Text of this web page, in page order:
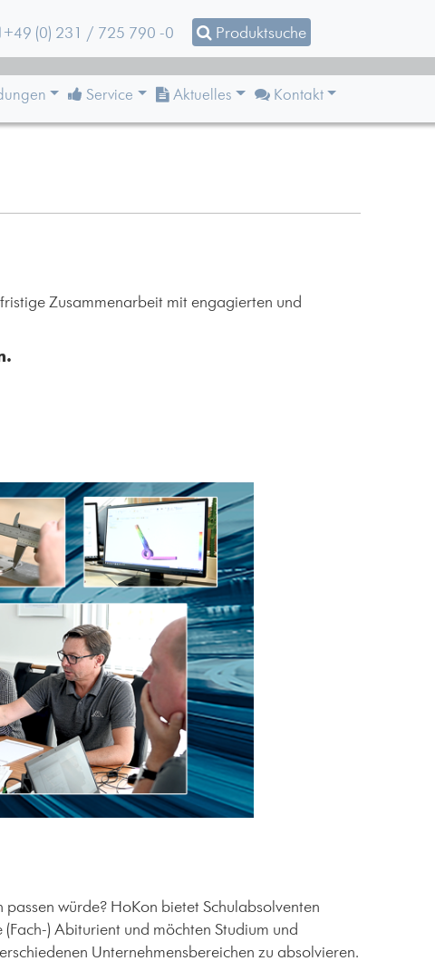
+49 (0) 231 / 725 790 -0 Produktsuche
Service Aktuelles Kontakt
Zusammenarbeit mit engagierten und
würde? HoKon bietet Schulabsolventen
) Abiturient und möchten Studium und
Unternehmensbereichen zu absolvieren.